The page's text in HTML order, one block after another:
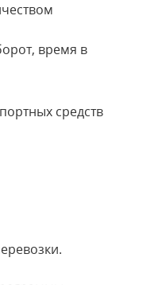
время в
средств